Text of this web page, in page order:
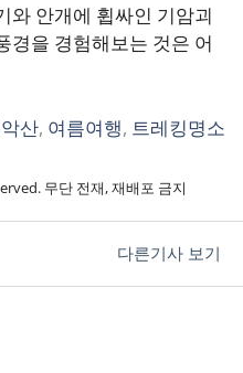
와 안개에 휩싸인 기암괴
경을 경험해보는 것은 어
산, 여름여행, 트레킹명소
무단 전재, 재배포 금지
다른기사 보기